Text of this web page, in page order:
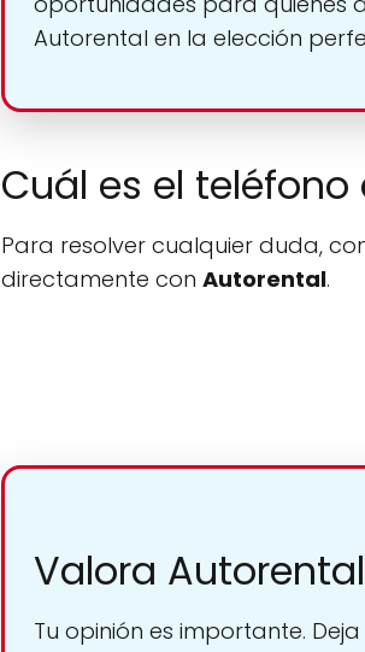
Autorental en la elección
Cuál es el
Para resolver cualquier duda,
directamente con Autorental.
Valora Autorental
Tu opinión es importante.